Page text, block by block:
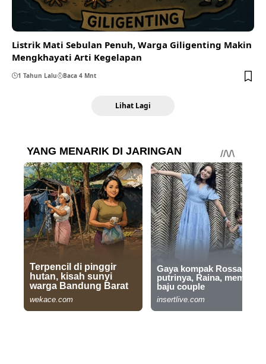
Listrik Mati Sebulan Penuh, Warga Giligenting Makin
Mengkhayati Arti Kegelapan
1 Tahun Lalu Baca 4 Mnt
Lihat Lagi